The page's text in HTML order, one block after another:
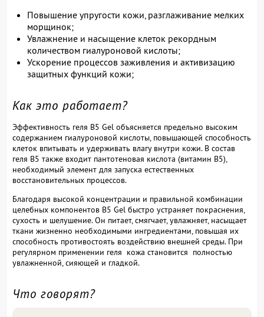
Повышение упругости кожи, разглаживание мелких
морщинок;
Увлажнение и насыщение клеток рекордным
количеством гиалуроновой кислоты;
Ускорение процессов заживления и активизацию
защитных функций кожи;
Как это работает?
Эффективность геля B5 Gel объясняется предельно высоким
содержанием гиалуроновой кислоты, повышающей способность
клеток впитывать и удерживать влагу внутри кожи. В состав
геля B5 также входит пантотеновая кислота (витамин B5),
необходимый элемент для запуска естественных
восстановительных процессов.
Благодаря высокой концентрации и правильной комбинации
целебных компонентов B5 Gel быстро устраняет покраснения,
сухость и шелушение. Он питает, смягчает, увлажняет, насыщает
ткани жизненно необходимыми ингредиентами, повышая их
способность противостоять воздействию внешней среды. При
регулярном применении геля кожа становится полностью
увлажненной, сияющей и гладкой.
Что говорят?